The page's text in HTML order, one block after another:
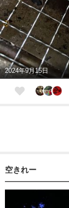
2024年9月15日
空きれー